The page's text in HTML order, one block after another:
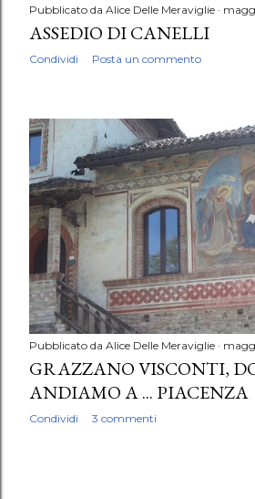
Pubblicato da Alice Delle Meraviglie
ASSEDIO DI CANELLI
Condividi Posta un commento
Pubblicato da Alice Delle Meraviglie
GRAZZANO VISCONTI,
ANDIAMO A ... PIACENZA
Condividi 3 commenti